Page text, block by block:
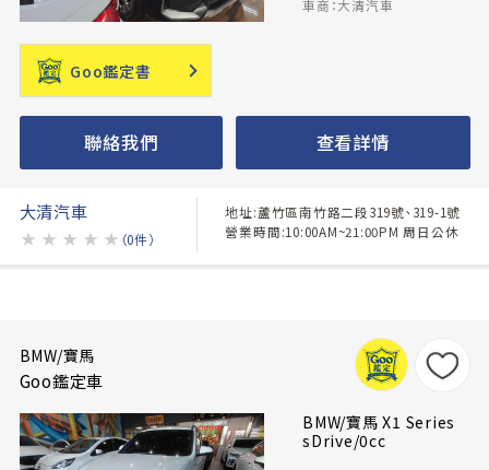
車商：大清汽車
Goo鑑定書
聯絡我們 查看詳情
大清汽車
★ ★ ★ ★ ★ （0件）
地址:蘆竹區南竹路二段319號、319-1號
營業時間:10:00AM~21:00PM 周日公休
BMW/寶馬
Goo鑑定車
BMW/寶馬 X1 Series
sDrive/0cc